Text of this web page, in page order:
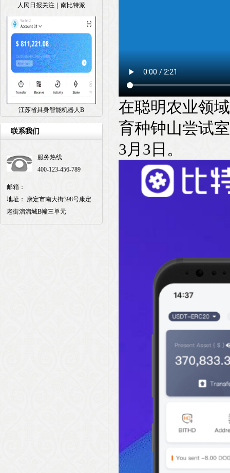
人民日报关注｜南比特派
江苏省具身智能机器人B
联系我们
服务热线
400-123-456-789
邮箱：
地址： 康定市南大街398号康定
老街溜溜城B幢三单元
在聪明农业领
育种钟山尝试
3月3日。